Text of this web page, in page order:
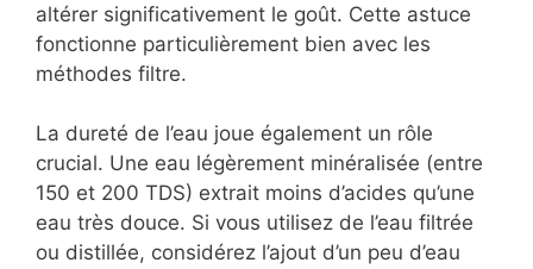
altérer significativement le goût. Cette astuce
fonctionne particulièrement bien avec les
méthodes filtre.
La dureté de l’eau joue également un rôle
crucial. Une eau légèrement minéralisée (entre
150 et 200 TDS) extrait moins d’acides qu’une
eau très douce. Si vous utilisez de l’eau filtrée
ou distillée, considérez l’ajout d’un peu d’eau